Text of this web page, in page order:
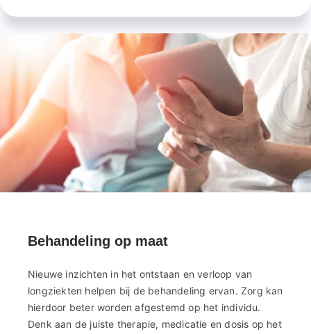
Behandeling op maat
Nieuwe inzichten in het ontstaan en verloop van
longziekten helpen bij de behandeling ervan. Zorg kan
hierdoor beter worden afgestemd op het individu.
Denk aan de juiste therapie, medicatie en dosis op het